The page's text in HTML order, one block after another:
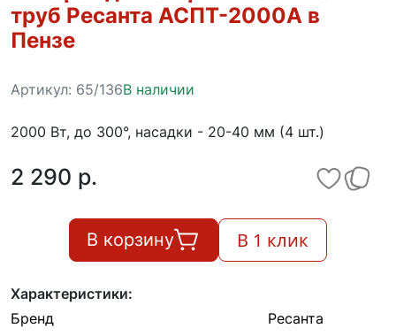
труб Ресанта АСПТ-2000А в
Пензе
Артикул: 65/136В наличии
2000 Вт, до 300°, насадки - 20-40 мм (4 шт.)
2 290 p.
В корзину В 1 клик
Характеристики:
Бренд
Ресанта